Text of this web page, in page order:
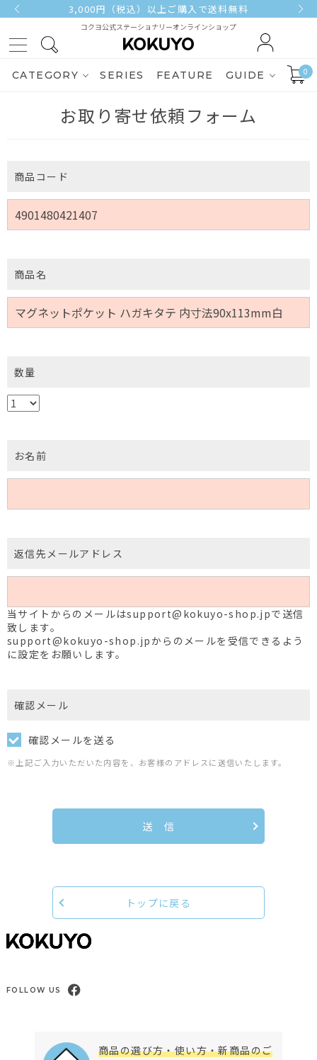
3,000円（税込）以上ご購入で送料無料
コクヨ公式ステーショナリーオンラインショップ
CATEGORY SERIES FEATURE GUIDE 0
お取り寄せ依頼フォーム
商品コード
商品名
数量
お名前
返信先メールアドレス
当サイトからのメールはsupport@kokuyo-shop.jpで送信
致します。
support@kokuyo-shop.jpからのメールを受信できるよう
に設定をお願いします。
確認メール
確認メールを送る
※上記ご入力いただいた内容を、お客様のアドレスに送信いたします。
送 信
トップに戻る
FOLLOW US
商品の選び方・使い方・新商品のご